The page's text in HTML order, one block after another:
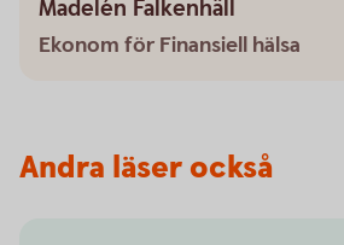
Madelén Falkenhäll
Ekonom för Finansiell hälsa
Andra läser också